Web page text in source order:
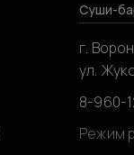
Суши-
г.
ул.
8-960-
Режим